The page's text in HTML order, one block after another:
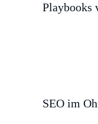
Playbooks
SEO im